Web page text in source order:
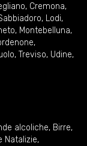
, Cremona,
, Lodi,
, Montebelluna,
,
, Treviso, Udine,
alcoliche, Birre,
Natalizie,